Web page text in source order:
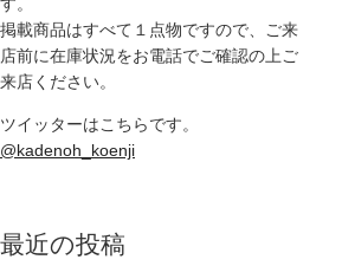
す。
掲載商品はすべて１点物ですので、ご来
店前に在庫状況をお電話でご確認の上ご
来店ください。
ツイッターはこちらです。
@kadenoh_koenji
最近の投稿